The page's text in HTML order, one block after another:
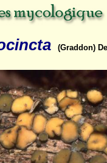
(Graddon)